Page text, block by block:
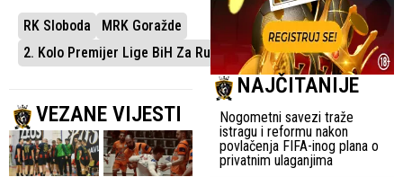
RK Sloboda
MRK Goražde
2. Kolo Premijer Lige BiH Za Rukometaše
VEZANE VIJESTI
NAJČITANIJE
Nogometni savezi traže
istragu i reformu nakon
povlačenja FIFA-inog plana o
privatnim ulaganjima